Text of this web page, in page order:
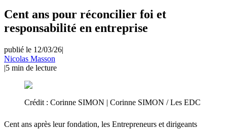
Cent ans pour réconcilier foi et
responsabilité en entreprise
publié le 12/03/26|
Nicolas Masson
|5 min de lecture
Crédit : Corinne SIMON | Corinne SIMON / Les EDC
Cent ans après leur fondation, les Entrepreneurs et dirigeants